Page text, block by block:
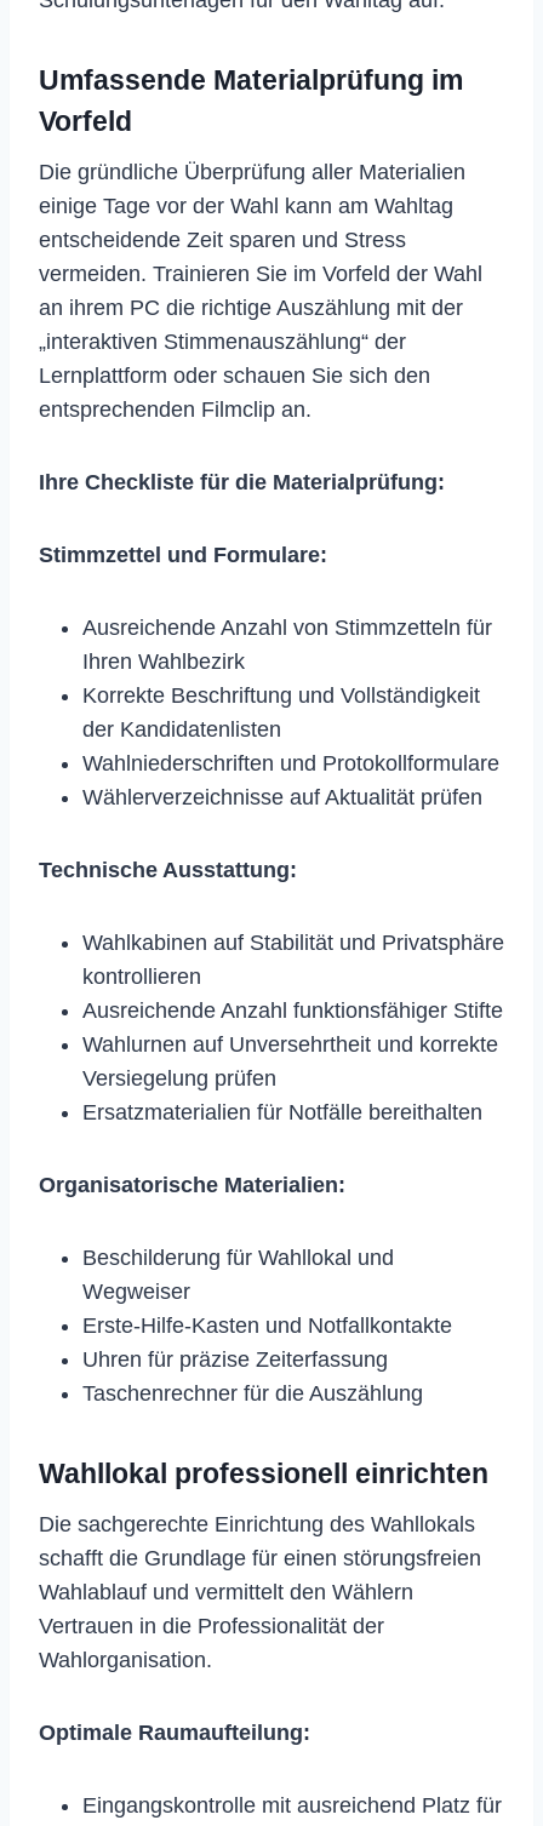
Umfassende Materialprüfung im
Vorfeld
Die gründliche Überprüfung aller Materialien
einige Tage vor der Wahl kann am Wahltag
entscheidende Zeit sparen und Stress
vermeiden. Trainieren Sie im Vorfeld der Wahl
an ihrem PC die richtige Auszählung mit der
„interaktiven Stimmenauszählung“ der
Lernplattform oder schauen Sie sich den
entsprechenden Filmclip an.
Ihre Checkliste für die Materialprüfung:
Stimmzettel und Formulare:
Ausreichende Anzahl von Stimmzetteln für
Ihren Wahlbezirk
Korrekte Beschriftung und Vollständigkeit
der Kandidatenlisten
Wahlniederschriften und Protokollformulare
Wählerverzeichnisse auf Aktualität prüfen
Technische Ausstattung:
Wahlkabinen auf Stabilität und Privatsphäre
kontrollieren
Ausreichende Anzahl funktionsfähiger Stifte
Wahlurnen auf Unversehrtheit und korrekte
Versiegelung prüfen
Ersatzmaterialien für Notfälle bereithalten
Organisatorische Materialien:
Beschilderung für Wahllokal und
Wegweiser
Erste-Hilfe-Kasten und Notfallkontakte
Uhren für präzise Zeiterfassung
Taschenrechner für die Auszählung
Wahllokal professionell einrichten
Die sachgerechte Einrichtung des Wahllokals
schafft die Grundlage für einen störungsfreien
Wahlablauf und vermittelt den Wählern
Vertrauen in die Professionalität der
Wahlorganisation.
Optimale Raumaufteilung:
Eingangskontrolle mit ausreichend Platz für